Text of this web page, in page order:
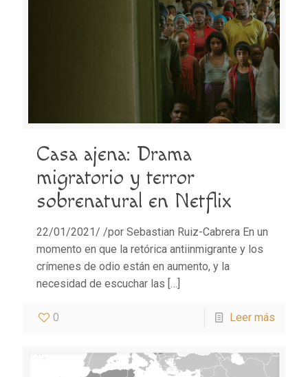
Casa ajena: Drama
migratorio y terror
sobrenatural en Netflix
22/01/2021/ /por Sebastian Ruiz-Cabrera En un
momento en que la retórica antiinmigrante y los
crímenes de odio están en aumento, y la
necesidad de escuchar las […]
0 Leer más